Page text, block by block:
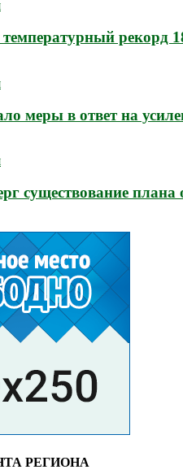
рекорд
меры в ответ на
существование
РЕГИОНА